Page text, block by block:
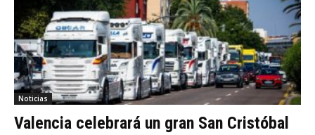
Noticias
Valencia celebrará un gran San Cristóbal